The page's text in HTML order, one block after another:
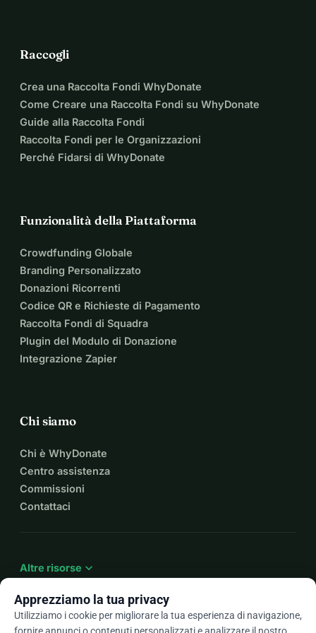
Fondazione di Sostegno all'Istruzione delle Ragazze
Jan, Marlijn, Chris, Komal, Theo e Marian
Raccogli
Crea una Raccolta Fondi WhyDonate
Come Creare una Raccolta Fondi su WhyDonate
Guide alla Raccolta Fondi
Raccolta Fondi per le Organizzazioni
Perché Fidarsi di WhyDonate
Funzionalità della Piattaforma
Crowdfunding Globale
Branding Personalizzato
Donazioni Ricorrenti
Codice QR e Richieste di Pagamento
Raccolta Fondi di Squadra
Plugin del Modulo di Donazione
Integrazione Zapier
Chi siamo
Chi è WhyDonate
Centro assistenza
Commissioni
Contattaci
Altre risorse expand_more
Apprezziamo la tua privacy
Utilizziamo i cookie per migliorare la tua esperienza di navigazione,